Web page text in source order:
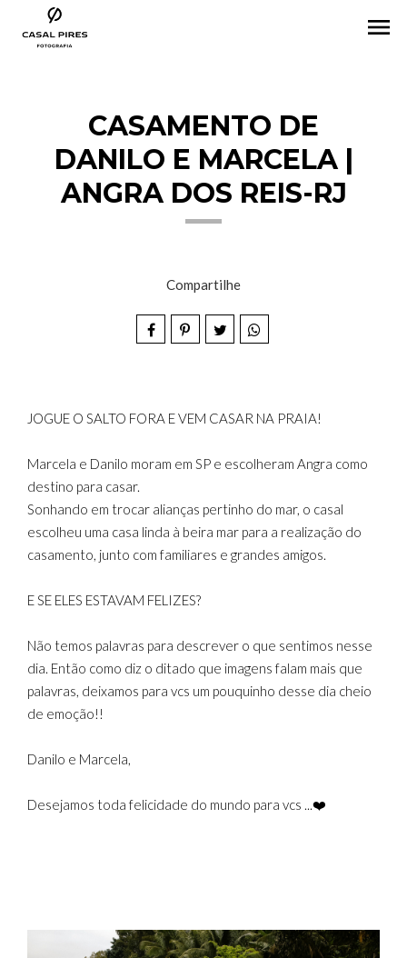
menu
CASAMENTO DE
DANILO E MARCELA |
ANGRA DOS REIS-RJ
Compartilhe
JOGUE O SALTO FORA E VEM CASAR NA PRAIA!
Marcela e Danilo moram em SP e escolheram Angra como
destino para casar.
Sonhando em trocar alianças pertinho do mar, o casal
escolheu uma casa linda à beira mar para a realização do
casamento, junto com familiares e grandes amigos.
E SE ELES ESTAVAM FELIZES?
Não temos palavras para descrever o que sentimos nesse
dia. Então como diz o ditado que imagens falam mais que
palavras, deixamos para vcs um pouquinho desse dia cheio
de emoção!!
Danilo e Marcela,
Desejamos toda felicidade do mundo para vcs ...❤️